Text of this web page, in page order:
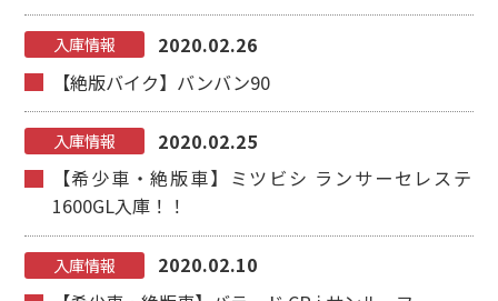
入庫情報
2020.02.26
【絶版バイク】バンバン90
入庫情報
2020.02.25
【希少車・絶版車】ミツビシ ランサーセレステ
1600GL入庫！！
入庫情報
2020.02.10